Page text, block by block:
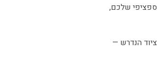
שלכם,
הנדרש —